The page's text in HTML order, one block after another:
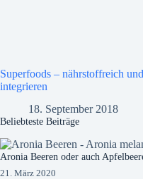
Superfoods – nährstoffreich
integrieren
18. September 2018
Beliebteste Beiträge
Aronia Beeren oder auch
21. März 2020